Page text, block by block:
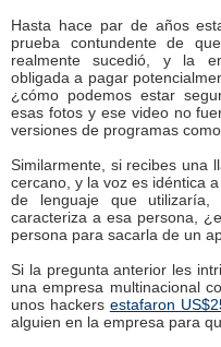
Hasta hace par de años
prueba contundente de
realmente sucedió, y la
obligada a pagar
¿cómo podemos estar
esas fotos y ese video no
versiones de programas
Similarmente, si recibes una
cercano, y la voz es idéntica
de lenguaje que utilizaría,
caracteriza a esa persona,
persona para sacarla de un
Si la pregunta anterior les
una empresa multinacional
unos hackers estafaron
alguien en la empresa para